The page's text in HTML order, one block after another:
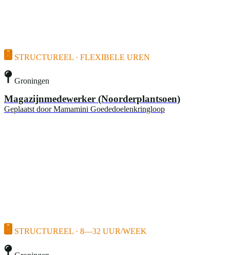
STRUCTUREEL · FLEXIBELE UREN
Groningen
Magazijnmedewerker (Noorderplantsoen)
Geplaatst door Mamamini Goededoelenkringloop
STRUCTUREEL · 8—32 UUR/WEEK